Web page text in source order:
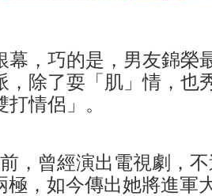
幕，巧的是，男友錦榮
，除了耍「肌」情，也
情侶」。
，曾經演出電視劇，
極，如今傳出她將進軍